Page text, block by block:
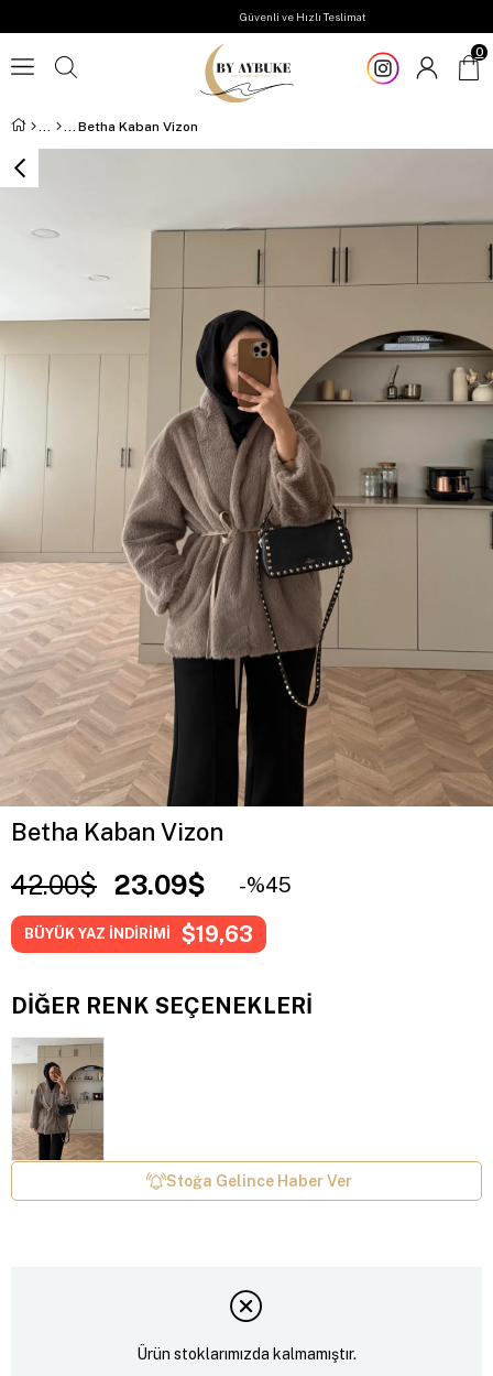
Güvenli ve Hızlı Teslimat
0
Betha Kaban Vizon
Betha Kaban Vizon
42.00$ 23.09$ 45
BÜYÜK YAZ İNDİRİMİ $19,63
DIĞER RENK SEÇENEKLERI
Tükendi
Stoğa Gelince Haber Ver
Ürün stoklarımızda kalmamıştır.